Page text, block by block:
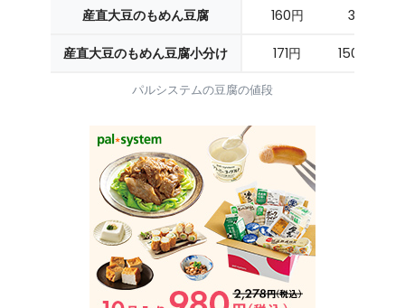
産直大豆のもめん豆腐 160円 300g
産直大豆のもめん豆腐小分け 171円 150g×2P
パルシステムの豆腐の値段